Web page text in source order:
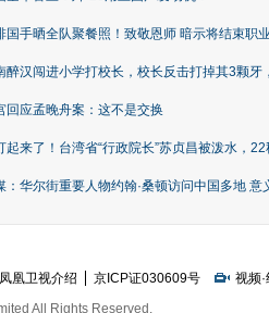
国手晒全队聚餐照！致敬恩师 暗示将结束职
醉汉闯进小学打校长，校长反击打掉其3颗牙
回应孟晚舟案：这不是交换
起来了！台湾省“行政院长”苏贞昌被泼水，22
：华尔街重要人物约翰·桑顿访问中国多地 意
凤凰卫视介绍 京ICP证030609号 视频·
All Rights Reserved.